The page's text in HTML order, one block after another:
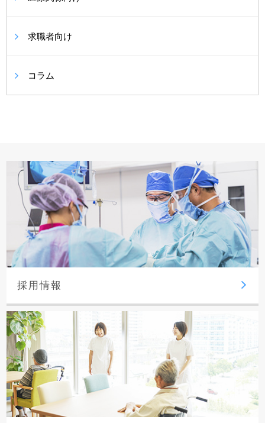
求職者向け
コラム
採用情報